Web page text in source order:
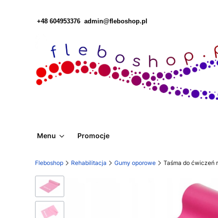
+48 604953376 admin@fleboshop.pl
Menu Promocje
Fleboshop Rehabilitacja Gumy oporowe Taśma do ćwiczeń